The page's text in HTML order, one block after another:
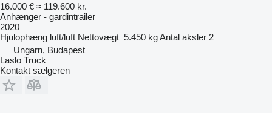
16.000 € ≈ 119.600 kr.
Anhænger - gardintrailer
2020
Hjulophæng luft/luft Nettovægt 5.450 kgAntal aksler 2
Ungarn, Budapest
Laslo Truck
Kontakt sælgeren